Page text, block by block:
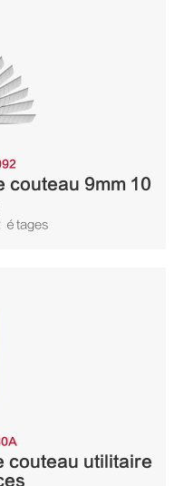
couteau 9mm 10
étages
couteau utilitaire